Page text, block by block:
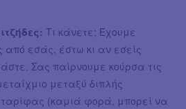
Τι κάνετε; Έχουμε
από εσάς, έστω κι αν εσείς
Σας παίρνουμε κούρσα τις
μεταξύ διπλής
ταρίφας (καμιά φορά, μπορεί να